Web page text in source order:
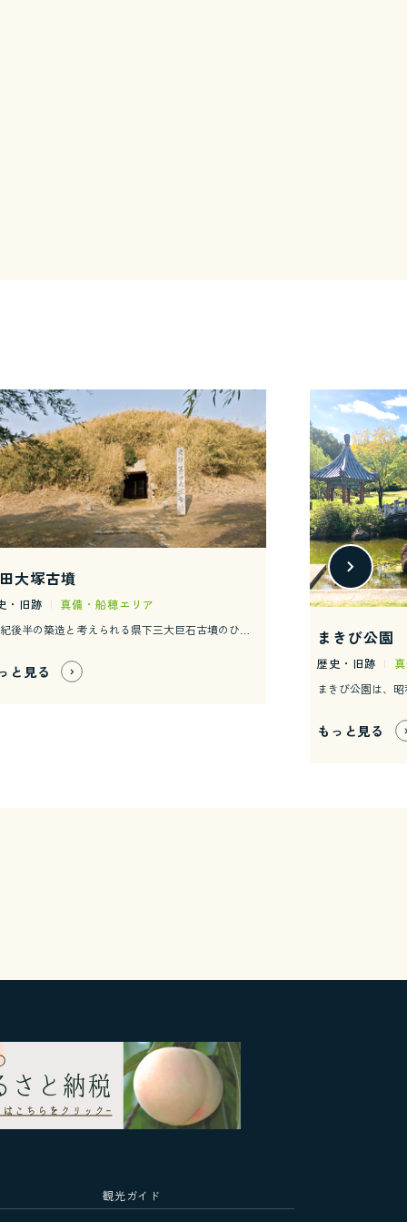
大塚古墳
・旧跡 | 真備・船穂エリア
と見る
まきび公園
歴史・旧跡 |
もっと見る
観光ガイド